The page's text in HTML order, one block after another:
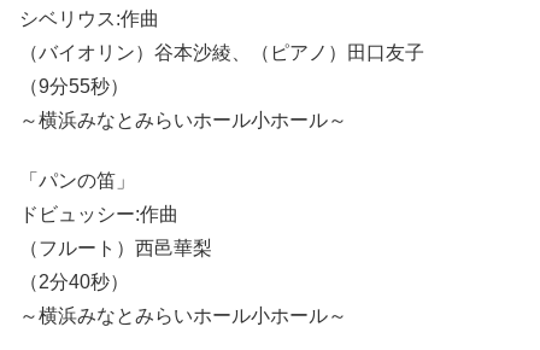
シベリウス:作曲
（バイオリン）谷本沙綾、（ピアノ）田口友子
（9分55秒）
～横浜みなとみらいホール小ホール～
「パンの笛」
ドビュッシー:作曲
（フルート）西邑華梨
（2分40秒）
～横浜みなとみらいホール小ホール～